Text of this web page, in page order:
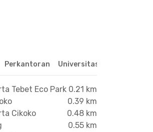
Perkantoran Universitas
Tebet Eco Park 0.21 km
0.39 km
Cikoko
0.48 km
0.55 km